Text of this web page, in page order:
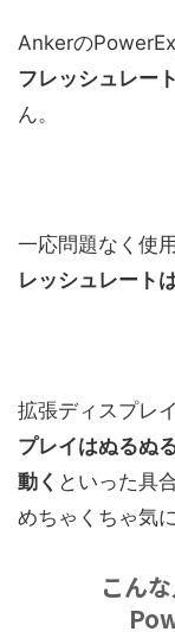
Ankerの
フレッシュレー
ん。
一応問題なく使
レッシュレート
拡張ディスプレ
プレイはぬるぬ
動く といった具
めちゃくちゃ気
こん